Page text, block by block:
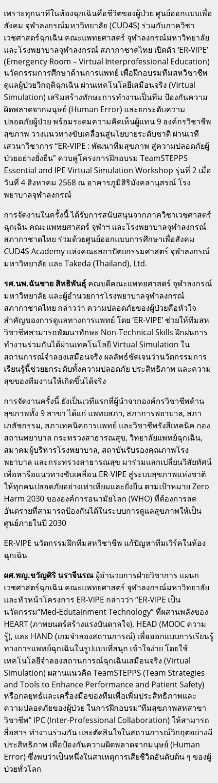
เพราะทุกนาทีในห้องฉุกเฉินคือชีวิตของผู้ป่วย ศูนย์ออกแบบเพื่อ
สังคม จุฬาลงกรณ์มหาวิทยาลัย (CUD4S) ร่วมกับภาควิชา
เวชศาสตร์ฉุกเฉิน คณะแพทยศาสตร์ จุฬาลงกรณ์มหาวิทยาลัย
และโรงพยาบาลจุฬาลงกรณ์ สภากาชาดไทย เปิดตัว ‘ER-VIPE’
(Emergency Room – Virtual Interprofessional Education)
นวัตกรรมการศึกษาด้านการแพทย์ เพื่อฝึกอบรมทีมสหวิชาชีพ
ดูแลผู้ป่วยวิกฤติฉุกเฉิน ผ่านเทคโนโลยีเสมือนจริง (Virtual
Simulation) เสริมสร้างทักษะการทำงานเป็นทีม ป้องกันความ
ผิดพลาดจากมนุษย์ (Human Error) และยกระดับความ
ปลอดภัยผู้ป่วย พร้อมระดมความคิดเห็นผู้แทน 9 องค์กรวิชาชีพ
สุขภาพ วางแนวทางขับเคลื่อนสู่นโยบายระดับชาติ ผ่านเวที
เสวนาวิชาการ “ER-VIPE : พัฒนาทีมสุขภาพ สู่ความปลอดภัยผู้
ป่วยอย่างยั่งยืน” ควบคู่โครงการฝึกอบรม TeamSTEPPS
Essential and IPE Virtual Simulation Workshop รุ่นที่ 2 เมื่อ
วันที่ 4 สิงหาคม 2568 ณ อาคารภูมิสิริมังคลานุสรณ์ โรง
พยาบาลจุฬาลงกรณ์
การจัดงานในครั้งนี้ ได้รับการสนับสนุนจากภาควิชาเวชศาสตร์
ฉุกเฉิน คณะแพทยศาสตร์ จุฬาฯ และโรงพยาบาลจุฬาลงกรณ์
สภากาชาดไทย ร่วมด้วยศูนย์ออกแบบการศึกษาเพื่อสังคม
CUD4S Academy แห่งคณะสถาปัตยกรรมศาสตร์ จุฬาลงกรณ์
มหาวิทยาลัย และ Takeda (Thailand), Ltd.
รศ.นพ.ฉันชาย สิทธิพันธุ์ คณบดีคณะแพทยศาสตร์ จุฬาลงกรณ์
มหาวิทยาลัย และผู้อำนวยการโรงพยาบาลจุฬาลงกรณ์
สภากาชาดไทย กล่าวว่า ความปลอดภัยของผู้ป่วยคือหัวใจ
สำคัญของการดูแลทางการแพทย์ โดย ‘ER-VIPE’ ช่วยให้ทีมสห
วิชาชีพสามารถพัฒนาทักษะ Non-Technical Skills ฝึกฝนการ
ทำงานร่วมกันได้ผ่านเทคโนโลยี Virtual Simulation ใน
สถานการณ์จำลองเสมือนจริง ผลลัพธ์ชัดเจนว่านวัตกรรมการ
เรียนรู้นี้ช่วยยกระดับทั้งความปลอดภัย ประสิทธิภาพ และความ
สุขของทีมงานให้เกิดขึ้นได้จริง
การจัดงานครั้งนี้ ยังเป็นเวทีแรกที่ผู้นำจากองค์กรวิชาชีพด้าน
สุขภาพทั้ง 9 สาขา ได้แก่ แพทยสภา, สภาการพยาบาล, สภา
เภสัชกรรม, สภาเทคนิคการแพทย์ และวิชาชีพรังสีเทคนิค กอง
สถานพยาบาล กระทรวงสาธารณสุข, วิทยาลัยแพทย์ฉุกเฉิน,
สมาคมผู้บริหารโรงพยาบาล, สถาบันรับรองคุณภาพโรง
พยาบาล และกระทรวงสาธารณสุข มาร่วมแลกเปลี่ยนวิสัยทัศน์
เพื่อหารือแนวทางขับเคลื่อน ER-VIPE สู่ระบบสุขภาพแห่งชาติ
ให้ทุกคนปลอดภัยอย่างเท่าเทียมและยั่งยืน ตามเป้าหมาย Zero
Harm 2030 ขององค์การอนามัยโลก (WHO) ที่ต้องการลด
อันตรายที่สามารถป้องกันได้ในระบบการดูแลสุขภาพให้เป็น
ศูนย์ภายในปี 2030
ER-VIPE นวัตกรรมฝึกทีมสหวิชาชีพ แก้ปัญหาทีมเวิร์คในห้อง
ฉุกเฉิน
ผศ.พญ.ขวัญศิริ นราจีนรณ ผู้อำนวยการฝ่ายวิชาการ แผนก
เวชศาสตร์ฉุกเฉิน คณะแพทยศาสตร์ จุฬาลงกรณ์มหาวิทยาลัย
และหัวหน้าโครงการ ER-VIPE กล่าวว่า “ER-VIPE เป็น
นวัตกรรม“Med-Edutainment Technology” ที่ผสานพลังของ
HEART (ภาพยนตร์สร้างแรงบันดาลใจ), HEAD (MOOC ความ
รู้), และ HAND (เกมจำลองสถานการณ์) เพื่อออกแบบการเรียนรู้
ทางการแพทย์ฉุกเฉินในรูปแบบที่สนุก เข้าใจง่าย โดยใช้
เทคโนโลยีจำลองสถานการณ์ฉุกเฉินเสมือนจริง (Virtual
Simulation) ผสานแนวคิด TeamSTEPPS (Team Strategies
and Tools to Enhance Performance and Patient Safety)
หรือกลยุทธ์และเครื่องมือของทีมเพื่อเพิ่มประสิทธิภาพและ
ความปลอดภัยของผู้ป่วย ในการฝึกอบรม“ทีมสุขภาพสหสาขา
วิชาชีพ” IPC (Inter-Professional Collaboration) ให้สามารถ
สื่อสาร ทำงานร่วมกัน และตัดสินใจในสถานการณ์วิกฤตอย่างมี
ประสิทธิภาพ เพื่อป้องกันความผิดพลาดจากมนุษย์ (Human
Error) ซึ่งพบว่าเป็นหนึ่งในสาเหตุการเสียชีวิตอันดับต้น ๆ ของผู้
ป่วยทั่วโลก